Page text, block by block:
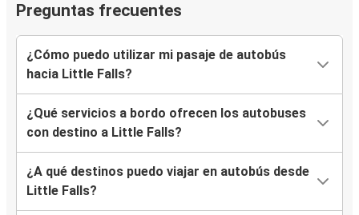
Preguntas frecuentes
¿Cómo puedo utilizar mi pasaje de autobús
hacia Little Falls?
¿Qué servicios a bordo ofrecen los autobuses
con destino a Little Falls?
¿A qué destinos puedo viajar en autobús desde
Little Falls?